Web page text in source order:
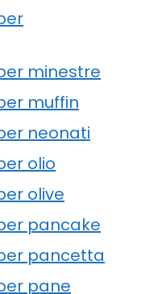
minestre
muffin
neonati
olio
olive
pancake
pancetta
pane